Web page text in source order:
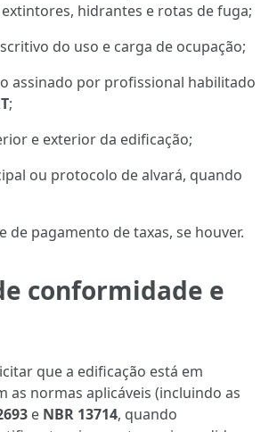
hidrantes e rotas de fuga;
do uso e carga de ocupação;
assinado por profissional habilitado
;
e exterior da edificação;
ou protocolo de alvará, quando
de pagamento de taxas, se houver.
conformidade e
que a edificação está em
as normas aplicáveis (incluindo as
e NBR 13714, quando